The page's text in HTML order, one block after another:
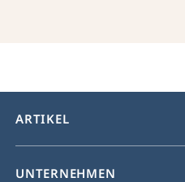
ARTIKEL
UNTERNEHMEN